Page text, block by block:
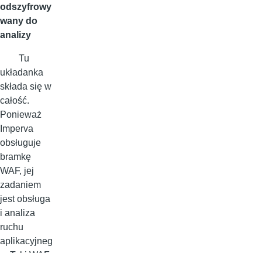
odszyfrowy
wany do
analizy
Tu
układanka
składa się w
całość.
Ponieważ
Imperva
obsługuje
bramkę
WAF, jej
zadaniem
jest obsługa
i analiza
ruchu
aplikacyjneg